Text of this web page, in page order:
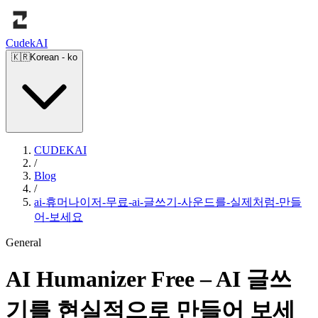
CudekAI
🇰🇷Korean - ko
CUDEKAI
/
Blog
/
ai-휴머나이저-무료-ai-글쓰기-사운드를-실제처럼-만들
어-보세요
General
AI Humanizer Free – AI 글쓰
기를 현실적으로 만들어 보세